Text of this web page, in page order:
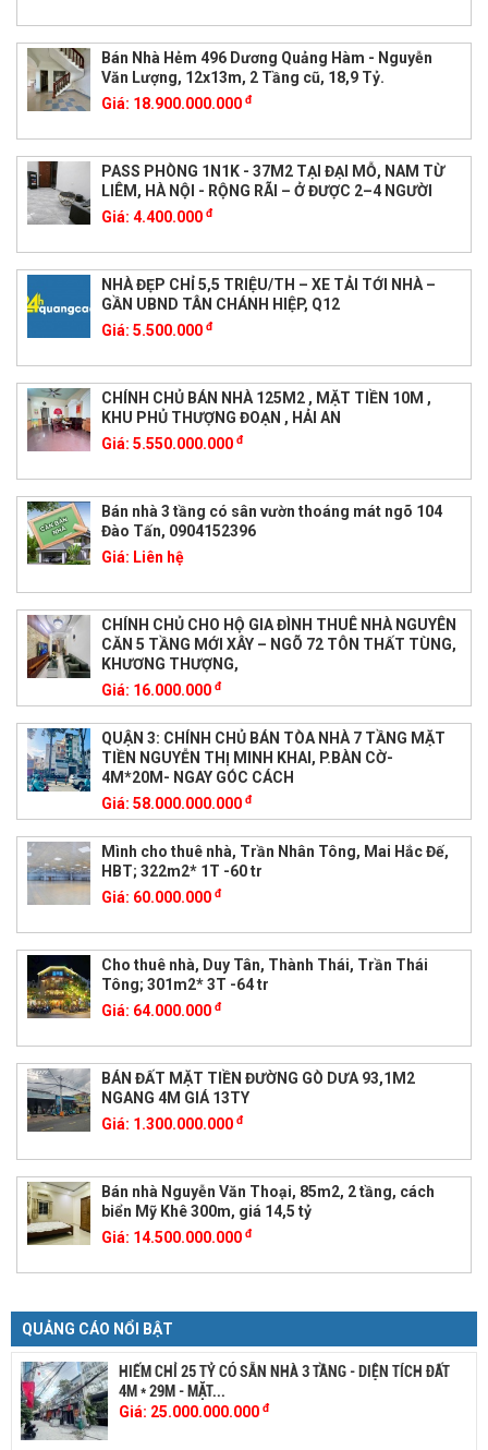
Bán Nhà Hẻm 496 Dương Quảng Hàm - Nguyễn
Văn Lượng, 12x13m, 2 Tầng cũ, 18,9 Tỷ.
Giá: 18.900.000.000 đ
PASS PHÒNG 1N1K - 37M2 TẠI ĐẠI MỖ, NAM TỪ
LIÊM, HÀ NỘI - RỘNG RÃI – Ở ĐƯỢC 2–4 NGƯỜI
Giá: 4.400.000 đ
NHÀ ĐẸP CHỈ 5,5 TRIỆU/TH – XE TẢI TỚI NHÀ –
GẦN UBND TÂN CHÁNH HIỆP, Q12
Giá: 5.500.000 đ
CHÍNH CHỦ BÁN NHÀ 125M2 , MẶT TIỀN 10M ,
KHU PHỦ THƯỢNG ĐOẠN , HẢI AN
Giá: 5.550.000.000 đ
Bán nhà 3 tầng có sân vườn thoáng mát ngõ 104
Đào Tấn, 0904152396
Giá: Liên hệ
CHÍNH CHỦ CHO HỘ GIA ĐÌNH THUÊ NHÀ NGUYÊN
CĂN 5 TẦNG MỚI XÂY – NGÕ 72 TÔN THẤT TÙNG,
KHƯƠNG THƯỢNG,
Giá: 16.000.000 đ
QUẬN 3: CHÍNH CHỦ BÁN TÒA NHÀ 7 TẦNG MẶT
TIỀN NGUYỄN THỊ MINH KHAI, P.BÀN CỜ-
4M*20M- NGAY GÓC CÁCH
Giá: 58.000.000.000 đ
Mình cho thuê nhà, Trần Nhân Tông, Mai Hắc Đế,
HBT; 322m2* 1T -60 tr
Giá: 60.000.000 đ
Cho thuê nhà, Duy Tân, Thành Thái, Trần Thái
Tông; 301m2* 3T -64 tr
Giá: 64.000.000 đ
BÁN ĐẤT MẶT TIỀN ĐƯỜNG GÒ DƯA 93,1M2
NGANG 4M GIÁ 13TY
Giá: 1.300.000.000 đ
Bán nhà Nguyễn Văn Thoại, 85m2, 2 tầng, cách
biển Mỹ Khê 300m, giá 14,5 tỷ
Giá: 14.500.000.000 đ
QUẢNG CÁO NỔI BẬT
HIẾM CHỈ 25 TỶ CÓ SẴN NHÀ 3 TẦNG - DIỆN TÍCH ĐẤT
4M * 29M - MẶT...
Giá: 25.000.000.000 đ